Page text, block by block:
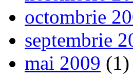
octombrie
septembrie
mai 2009 (1)